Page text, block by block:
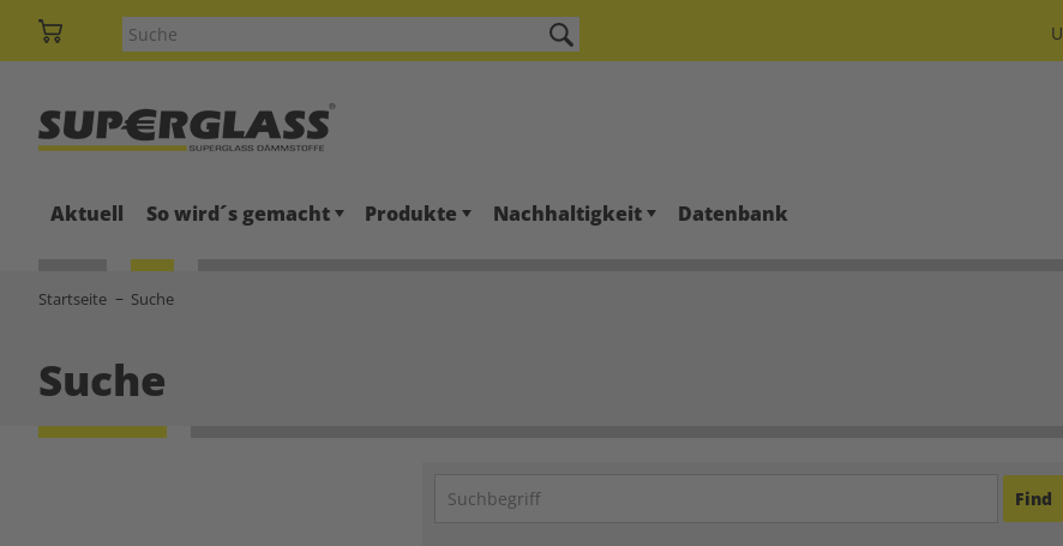
Aktuell So wird´s gemacht Produkte Nachhaltigkeit Datenbank
Startseite Suche
Suche